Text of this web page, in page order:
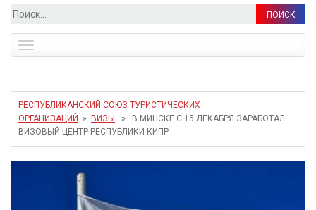
Найти:
navigation
РЕСПУБЛИКАНСКИЙ СОЮЗ ТУРИСТИЧЕСКИХ
ОРГАНИЗАЦИЙ
» ВИЗЫ
» В МИНСКЕ С 15 ДЕКАБРЯ ЗАРАБОТАЛ
ВИЗОВЫЙ ЦЕНТР РЕСПУБЛИКИ КИПР